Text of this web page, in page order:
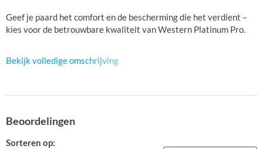
Geef je paard het comfort en de bescherming die het verdient –
kies voor de betrouwbare kwaliteit van Western Platinum Pro.
Bekijk volledige omschrijving
Beoordelingen
Sorteren op: